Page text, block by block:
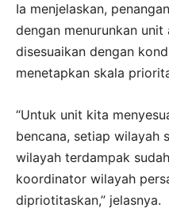
Ia menjelaskan,
dengan menurunkan
disesuaikan dengan
menetapkan skala
“Untuk unit kita
bencana, setiap wilayah
wilayah terdampak
koordinator wilayah
dipriotitaskan,” jelasnya.